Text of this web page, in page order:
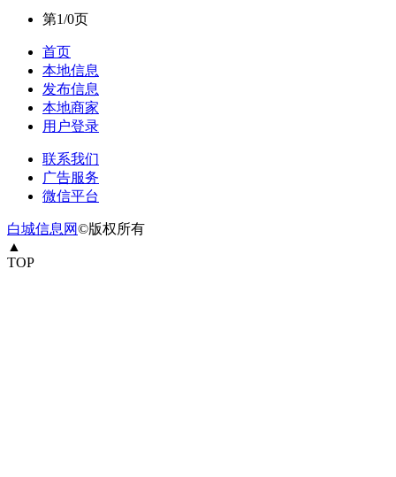
第1/0页
首页
本地信息
发布信息
本地商家
用户登录
联系我们
广告服务
微信平台
白城信息网©版权所有
▲
TOP